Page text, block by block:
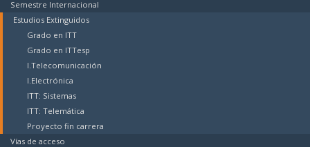
Semestre Internacional
Estudios Extinguidos
Grado en ITT
Grado en ITTesp
I.Telecomunicación
I.Electrónica
ITT: Sistemas
ITT: Telemática
Proyecto fin carrera
Vías de acceso